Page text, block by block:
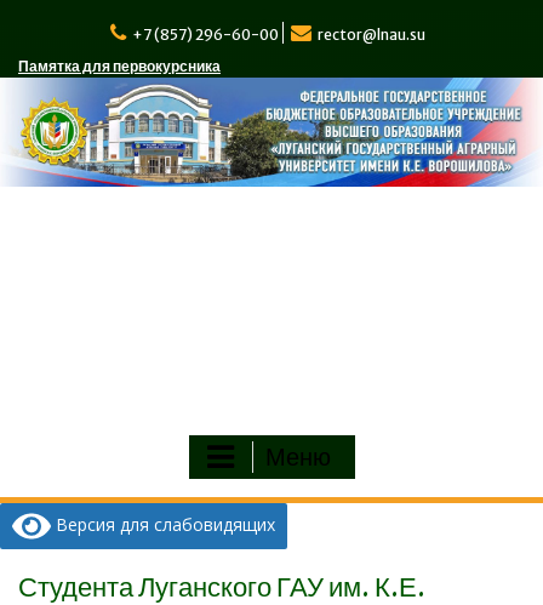
содержимому
+7 (857) 296-60-00
rector@lnau.su
Памятка для первокурсника
Меню
Версия для слабовидящих
Студента Луганского ГАУ им. К.Е.